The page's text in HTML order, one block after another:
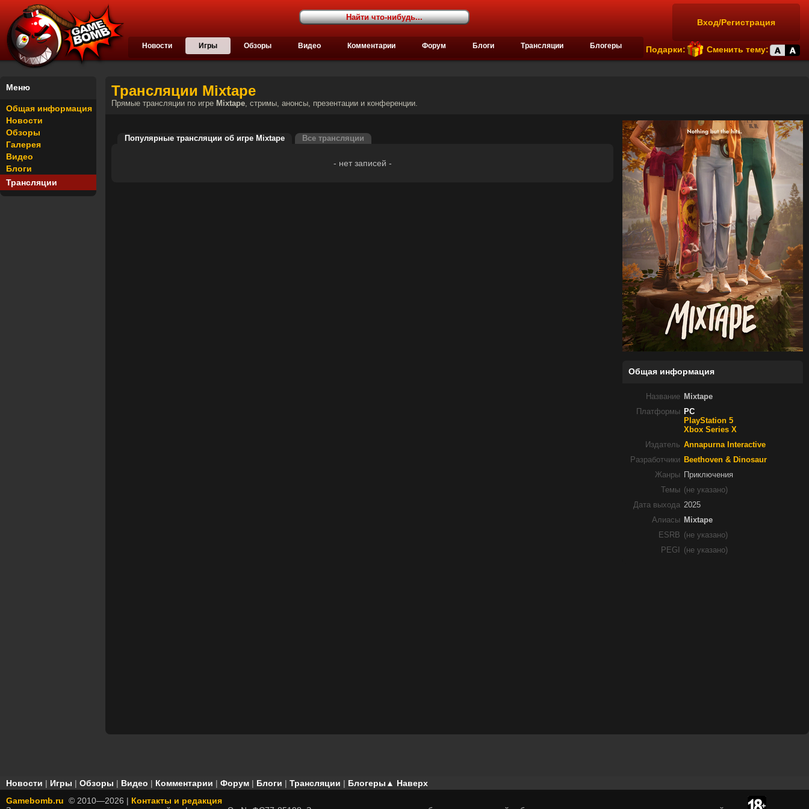
Вход/Регистрация
Подарки: Сменить тему:
Новости Игры Обзоры Видео Комментарии Форум Блоги Трансляции Блогеры
Меню
Общая информация
Новости
Обзоры
Галерея
Видео
Блоги
Трансляции
Трансляции Mixtape
Прямые трансляции по игре Mixtape, стримы, анонсы, презентации и конференции.
Популярные трансляции об игре Mixtape Все трансляции
- нет записей -
Общая информация
Название Mixtape
Платформы PC
PlayStation 5
Xbox Series X
Издатель Annapurna Interactive
Разработчики
Beethoven & Dinosaur
Жанры
Приключения
Темы (не указано)
Дата выхода 2025
Алиасы Mixtape
ESRB (не указано)
PEGI
(не указано)
▲ Наверх
Новости | Игры | Обзоры | Видео | Комментарии | Форум | Блоги | Трансляции | Блогеры
Gamebomb.ru © 2010—2026 | Контакты и редакция